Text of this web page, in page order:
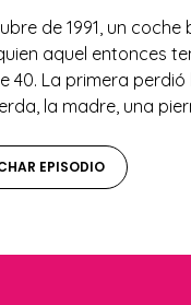
de 1991, un
aquel entonces
40. La primera
la madre, una
EPISODIO